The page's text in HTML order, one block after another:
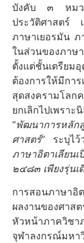
บังคับ ๓ หมว
ประวัติศาสตร์
ภาษาเยอรมัน
ในส่วนของภาษ
ตั้งแต่ชั้นเตรีย
ต้องการให้มีกา
สุดสงครามโล
ยกเลิกไปเพ
“พัฒนาการหลัก
ศาสตร์” ระบุไว้
ภาษาอิตาเลียน
๒๔๘๓ เพียงรุ่นเ
การสอนภาษาอิ
ผลงานของศ
หัวหน้าภาควิ
จุฬาลงกรณ์มห